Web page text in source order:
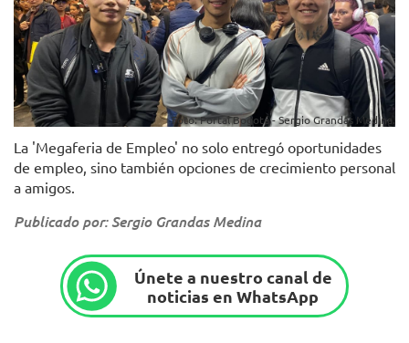
Foto: Portal Bogotá - Sergio Grandas Medina.
La 'Megaferia de Empleo' no solo entregó oportunidades
de empleo, sino también opciones de crecimiento personal
a amigos.
Publicado por: Sergio Grandas Medina
Únete a nuestro canal de
noticias en WhatsApp